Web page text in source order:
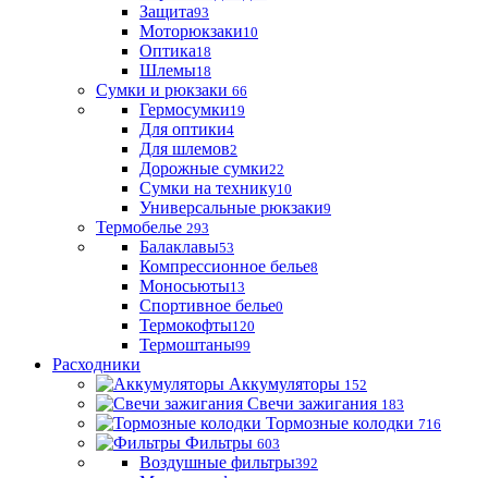
Защита93
Моторюкзаки10
Оптика18
Шлемы18
Сумки и рюкзаки 66
Гермосумки19
Для оптики4
Для шлемов2
Дорожные сумки22
Сумки на технику10
Универсальные рюкзаки9
Термобелье 293
Балаклавы53
Компрессионное белье8
Моносьюты13
Спортивное белье0
Термокофты120
Термоштаны99
Расходники
Аккумуляторы 152
Свечи зажигания 183
Тормозные колодки 716
Фильтры 603
Воздушные фильтры392